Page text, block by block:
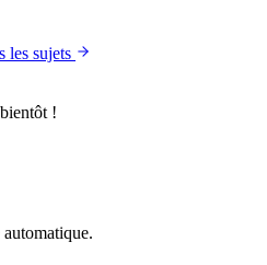
les sujets
!